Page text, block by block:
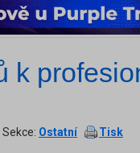
k
Sekce: Ostatní Tisk